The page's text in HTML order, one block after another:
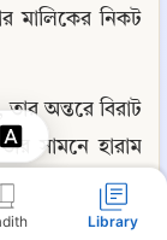
Library
মালিকের নিকট
অন্তরে বিরাট
সামনে হারাম
সেই হারামকে সে
ইবাদত ও